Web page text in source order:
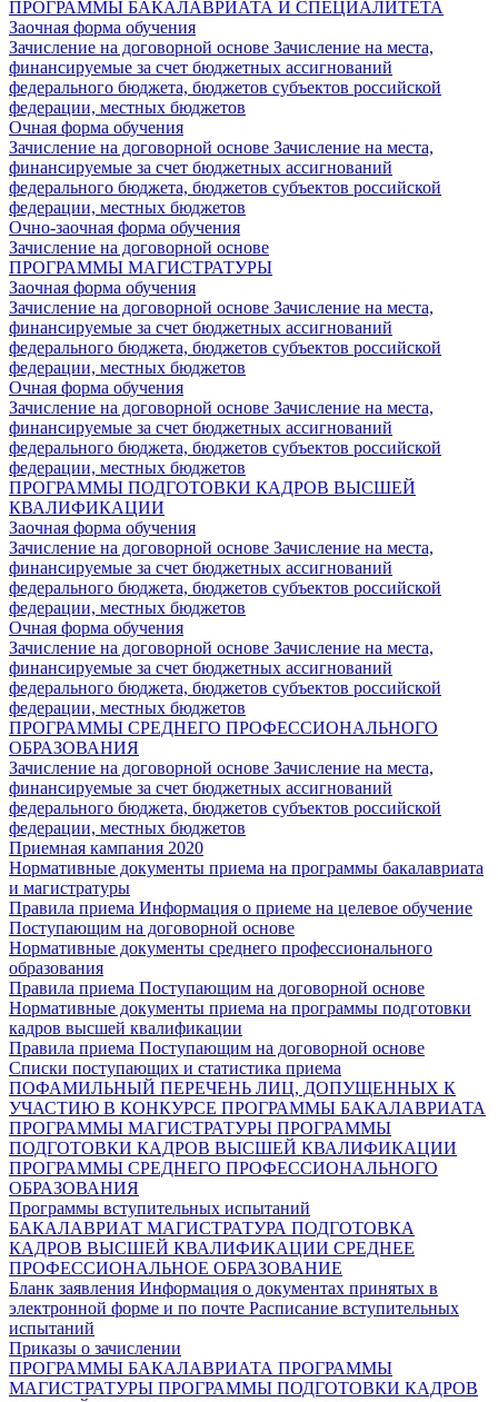
ПРОГРАММЫ БАКАЛАВРИАТА И СПЕЦИАЛИТЕТА
Заочная форма обучения
Зачисление на договорной основе Зачисление на места,
финансируемые за счет бюджетных ассигнований
федерального бюджета, бюджетов субъектов российской
федерации, местных бюджетов
Очная форма обучения
Зачисление на договорной основе Зачисление на места,
финансируемые за счет бюджетных ассигнований
федерального бюджета, бюджетов субъектов российской
федерации, местных бюджетов
Очно-заочная форма обучения
Зачисление на договорной основе
ПРОГРАММЫ МАГИСТРАТУРЫ
Заочная форма обучения
Зачисление на договорной основе Зачисление на места,
финансируемые за счет бюджетных ассигнований
федерального бюджета, бюджетов субъектов российской
федерации, местных бюджетов
Очная форма обучения
Зачисление на договорной основе Зачисление на места,
финансируемые за счет бюджетных ассигнований
федерального бюджета, бюджетов субъектов российской
федерации, местных бюджетов
ПРОГРАММЫ ПОДГОТОВКИ КАДРОВ ВЫСШЕЙ
КВАЛИФИКАЦИИ
Заочная форма обучения
Зачисление на договорной основе Зачисление на места,
финансируемые за счет бюджетных ассигнований
федерального бюджета, бюджетов субъектов российской
федерации, местных бюджетов
Очная форма обучения
Зачисление на договорной основе Зачисление на места,
финансируемые за счет бюджетных ассигнований
федерального бюджета, бюджетов субъектов российской
федерации, местных бюджетов
ПРОГРАММЫ СРЕДНЕГО ПРОФЕССИОНАЛЬНОГО
ОБРАЗОВАНИЯ
Зачисление на договорной основе Зачисление на места,
финансируемые за счет бюджетных ассигнований
федерального бюджета, бюджетов субъектов российской
федерации, местных бюджетов
Приемная кампания 2020
Нормативные документы приема на программы бакалавриата
и магистратуры
Правила приема Информация о приеме на целевое обучение
Поступающим на договорной основе
Нормативные документы среднего профессионального
образования
Правила приема Поступающим на договорной основе
Нормативные документы приема на программы подготовки
кадров высшей квалификации
Правила приема Поступающим на договорной основе
Списки поступающих и статистика приема
ПОФАМИЛЬНЫЙ ПЕРЕЧЕНЬ ЛИЦ, ДОПУЩЕННЫХ К
УЧАСТИЮ В КОНКУРСЕ ПРОГРАММЫ БАКАЛАВРИАТА
ПРОГРАММЫ МАГИСТРАТУРЫ ПРОГРАММЫ
ПОДГОТОВКИ КАДРОВ ВЫСШЕЙ КВАЛИФИКАЦИИ
ПРОГРАММЫ СРЕДНЕГО ПРОФЕССИОНАЛЬНОГО
ОБРАЗОВАНИЯ
Программы вступительных испытаний
БАКАЛАВРИАТ МАГИСТРАТУРА ПОДГОТОВКА
КАДРОВ ВЫСШЕЙ КВАЛИФИКАЦИИ СРЕДНЕЕ
ПРОФЕССИОНАЛЬНОЕ ОБРАЗОВАНИЕ
Бланк заявления Информация о документах принятых в
электронной форме и по почте Расписание вступительных
испытаний
Приказы о зачислении
ПРОГРАММЫ БАКАЛАВРИАТА ПРОГРАММЫ
МАГИСТРАТУРЫ ПРОГРАММЫ ПОДГОТОВКИ КАДРОВ